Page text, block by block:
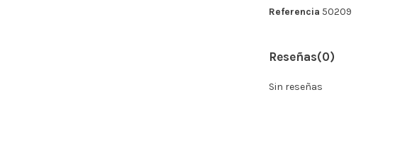
Referencia 50209
Reseñas(0)
Sin reseñas